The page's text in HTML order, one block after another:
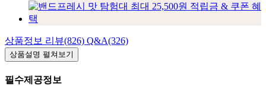
상품정보 리뷰(826) Q&A(326)
상품설명 펼쳐보기
필수제공정보